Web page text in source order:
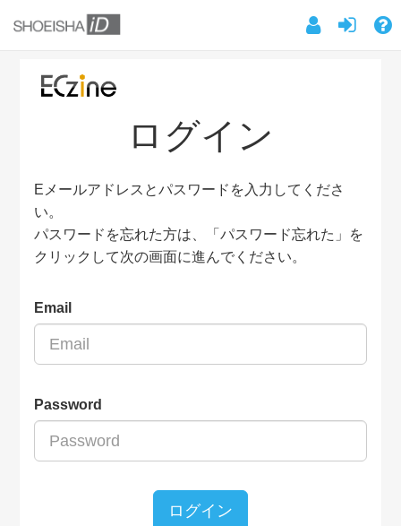
ログイン
Eメールアドレスとパスワードを入力してくださ
い。
パスワードを忘れた方は、「パスワード忘れた」を
クリックして次の画面に進んでください。
Email
Password
ログイン